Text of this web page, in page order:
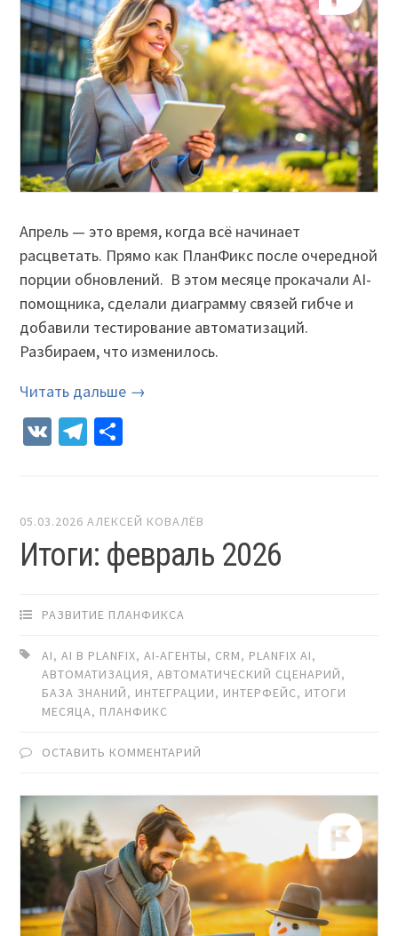
Апрель — это время, когда всё начинает
расцветать. Прямо как ПланФикс после очередной
порции обновлений. В этом месяце прокачали AI-
помощника, сделали диаграмму связей гибче и
добавили тестирование автоматизаций.
Разбираем, что изменилось.
Читать дальше →
VK Telegram
05.03.2026 АЛЕКСЕЙ КОВАЛЁВ
Итоги: февраль 2026
РАЗВИТИЕ ПЛАНФИКСА
AI,AI В PLANFIX,AI-АГЕНТЫ, CRM, PLANFIX AI,
АВТОМАТИЗАЦИЯ,АВТОМАТИЧЕСКИЙ СЦЕНАРИЙ,
БАЗА ЗНАНИЙ, ИНТЕГРАЦИИ, ИНТЕРФЕЙС, ИТОГИ
МЕСЯЦА, ПЛАНФИКС
ОСТАВИТЬ КОММЕНТАРИЙ